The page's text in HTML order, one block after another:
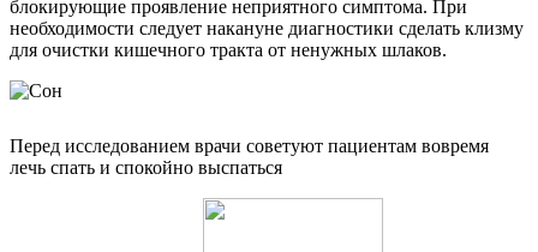
блокирующие проявление неприятного симптома. При
необходимости следует накануне диагностики сделать клизму
для очистки кишечного тракта от ненужных шлаков.
Перед исследованием врачи советуют пациентам вовремя
лечь спать и спокойно выспаться